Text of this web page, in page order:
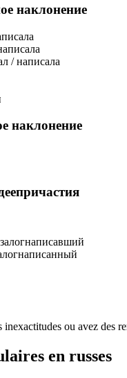
наклонение
/ написала
наклонение
написавший
написанный
inexactitudes ou avez des
en russes